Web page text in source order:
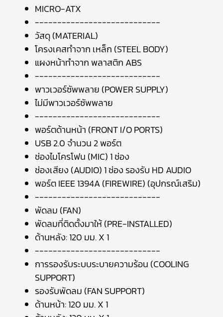
MICRO-ATX
----------------------------
วัสดุ (MATERIAL)
โครงเคสทำจาก เหล็ก (STEEL BODY)
แผงหน้าทำจาก พลาสติก ABS
----------------------------
พาวเวอร์ซัพพลาย (POWER SUPPLY)
ไม่มีพาวเวอร์ซัพพลาย
----------------------------
พอร์ตด้านหน้า (FRONT I/O PORTS)
USB 2.0 จำนวน 2 พอร์ต
ช่องไมโครโฟน (MIC) 1 ช่อง
ช่องเสียง (AUDIO) 1 ช่อง รองรับ HD AUDIO
พอร์ต IEEE 1394A (FIREWIRE) (อุปกรณ์เสริม)
----------------------------
พัดลม (FAN)
พัดลมที่ติดตั้งมาให้ (PRE-INSTALLED)
ด้านหลัง: 120 มม. X 1
----------------------------
การรองรับระบบระบายความร้อน (COOLING
SUPPORT)
รองรับพัดลม (FAN SUPPORT)
ด้านหน้า: 120 มม. X 1